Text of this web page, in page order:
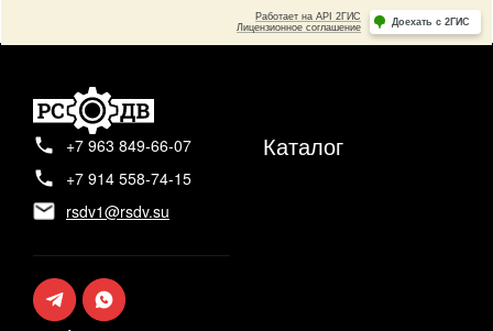
+7 963 849-66-07
+7 914 558-74-15
rsdv1@rsdv.su
Каталог